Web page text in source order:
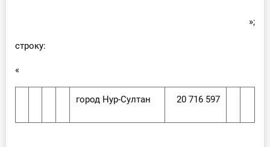
»;
строку:
«
город Нур-Султан 20 716 597